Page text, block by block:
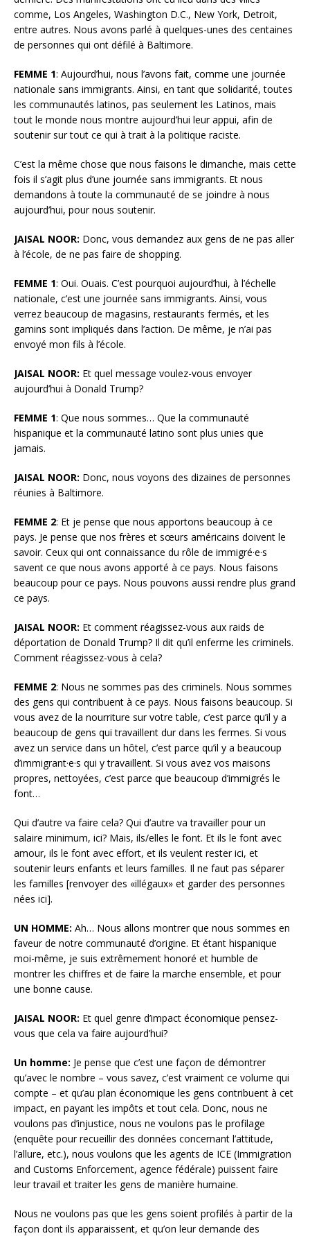
comme, Los Angeles, Washington D.C., New York, Detroit,
entre autres. Nous avons parlé à quelques-unes des centaines
de personnes qui ont défilé à Baltimore.
FEMME 1: Aujourd’hui, nous l’avons fait, comme une journée
nationale sans immigrants. Ainsi, en tant que solidarité, toutes
les communautés latinos, pas seulement les Latinos, mais
tout le monde nous montre aujourd’hui leur appui, afin de
soutenir sur tout ce qui à trait à la politique raciste.
C’est la même chose que nous faisons le dimanche, mais cette
fois il s’agit plus d’une journée sans immigrants. Et nous
demandons à toute la communauté de se joindre à nous
aujourd’hui, pour nous soutenir.
JAISAL NOOR: Donc, vous demandez aux gens de ne pas aller
à l’école, de ne pas faire de shopping.
FEMME 1: Oui. Ouais. C’est pourquoi aujourd’hui, à l’échelle
nationale, c’est une journée sans immigrants. Ainsi, vous
verrez beaucoup de magasins, restaurants fermés, et les
gamins sont impliqués dans l’action. De même, je n’ai pas
envoyé mon fils à l’école.
JAISAL NOOR: Et quel message voulez-vous envoyer
aujourd’hui à Donald Trump?
FEMME 1: Que nous sommes… Que la communauté
hispanique et la communauté latino sont plus unies que
jamais.
JAISAL NOOR: Donc, nous voyons des dizaines de personnes
réunies à Baltimore.
FEMME 2: Et je pense que nous apportons beaucoup à ce
pays. Je pense que nos frères et sœurs américains doivent le
savoir. Ceux qui ont connaissance du rôle de immigré·e·s
savent ce que nous avons apporté à ce pays. Nous faisons
beaucoup pour ce pays. Nous pouvons aussi rendre plus grand
ce pays.
JAISAL NOOR: Et comment réagissez-vous aux raids de
déportation de Donald Trump? Il dit qu’il enferme les criminels.
Comment réagissez-vous à cela?
FEMME 2: Nous ne sommes pas des criminels. Nous sommes
des gens qui contribuent à ce pays. Nous faisons beaucoup. Si
vous avez de la nourriture sur votre table, c’est parce qu’il y a
beaucoup de gens qui travaillent dur dans les fermes. Si vous
avez un service dans un hôtel, c’est parce qu’il y a beaucoup
d’immigrant·e·s qui y travaillent. Si vous avez vos maisons
propres, nettoyées, c’est parce que beaucoup d’immigrés le
font…
Qui d’autre va faire cela? Qui d’autre va travailler pour un
salaire minimum, ici? Mais, ils/elles le font. Et ils le font avec
amour, ils le font avec effort, et ils veulent rester ici, et
soutenir leurs enfants et leurs familles. Il ne faut pas séparer
les familles [renvoyer des «illégaux» et garder des personnes
nées ici].
UN HOMME: Ah… Nous allons montrer que nous sommes en
faveur de notre communauté d’origine. Et étant hispanique
moi-même, je suis extrêmement honoré et humble de
montrer les chiffres et de faire la marche ensemble, et pour
une bonne cause.
JAISAL NOOR: Et quel genre d’impact économique pensez-
vous que cela va faire aujourd’hui?
Un homme: Je pense que c’est une façon de démontrer
qu’avec le nombre – vous savez, c’est vraiment ce volume qui
compte – et qu’au plan économique les gens contribuent à cet
impact, en payant les impôts et tout cela. Donc, nous ne
voulons pas d’injustice, nous ne voulons pas le profilage
(enquête pour recueillir des données concernant l’attitude,
l’allure, etc.), nous voulons que les agents de ICE (Immigration
and Customs Enforcement, agence fédérale) puissent faire
leur travail et traiter les gens de manière humaine.
Nous ne voulons pas que les gens soient profilés à partir de la
façon dont ils apparaissent, et qu’on leur demande des